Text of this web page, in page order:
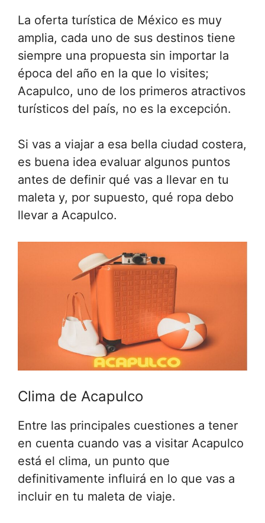
La oferta turística de México es muy
amplia, cada uno de sus destinos tiene
siempre una propuesta sin importar la
época del año en la que lo visites;
Acapulco, uno de los primeros atractivos
turísticos del país, no es la excepción.
Si vas a viajar a esa bella ciudad costera,
es buena idea evaluar algunos puntos
antes de definir qué vas a llevar en tu
maleta y, por supuesto, qué ropa debo
llevar a Acapulco.
Clima de Acapulco
Entre las principales cuestiones a tener
en cuenta cuando vas a visitar Acapulco
está el clima, un punto que
definitivamente influirá en lo que vas a
incluir en tu maleta de viaje.